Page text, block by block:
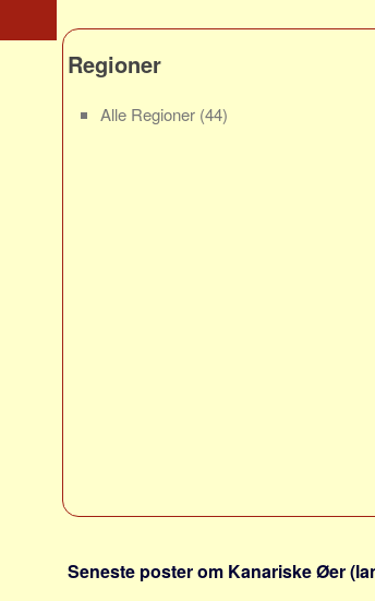
Regioner
Alle Regioner (44)
Seneste poster om Kanariske Øer